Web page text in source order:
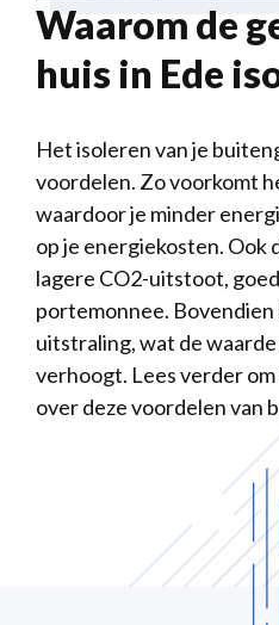
Waarom de
huis in Ede
Het isoleren van je
voordelen. Zo voorkomt
waardoor je minder
op je energiekosten. Ook
lagere CO2-uitstoot,
portemonnee.
uitstraling, wat de
verhoogt. Lees verder
over deze voordelen van